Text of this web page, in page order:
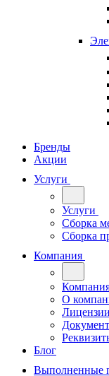
Бренды
Акции
Услуги
Услуги
Сборка
Сборка
Компания
О
Блог
Выполненные